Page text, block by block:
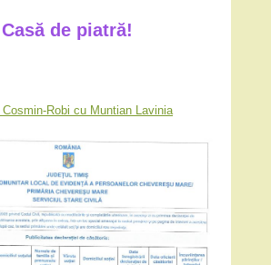
Casă de piatră!
Cosmin-Robi cu Muntian Lavinia